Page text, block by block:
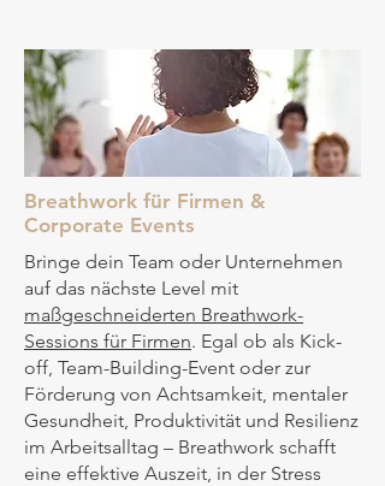
Breathwork für Firmen &
Corporate Events
Bringe dein Team oder Unternehmen
auf das nächste Level mit
maßgeschneiderten Breathwork-
Sessions für Firmen. Egal ob als Kick-
off, Team-Building-Event oder zur
Förderung von Achtsamkeit, mentaler
Gesundheit, Produktivität und Resilienz
im Arbeitsalltag – Breathwork schafft
eine effektive Auszeit, in der Stress